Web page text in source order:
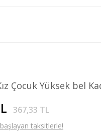
Çocuk Yüksek bel
367,33 TL
taksitlerle!